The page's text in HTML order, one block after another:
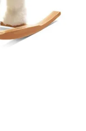
受取の際、関税な
お客様のご負担
て頂きとても
」
性）
一番信用出来